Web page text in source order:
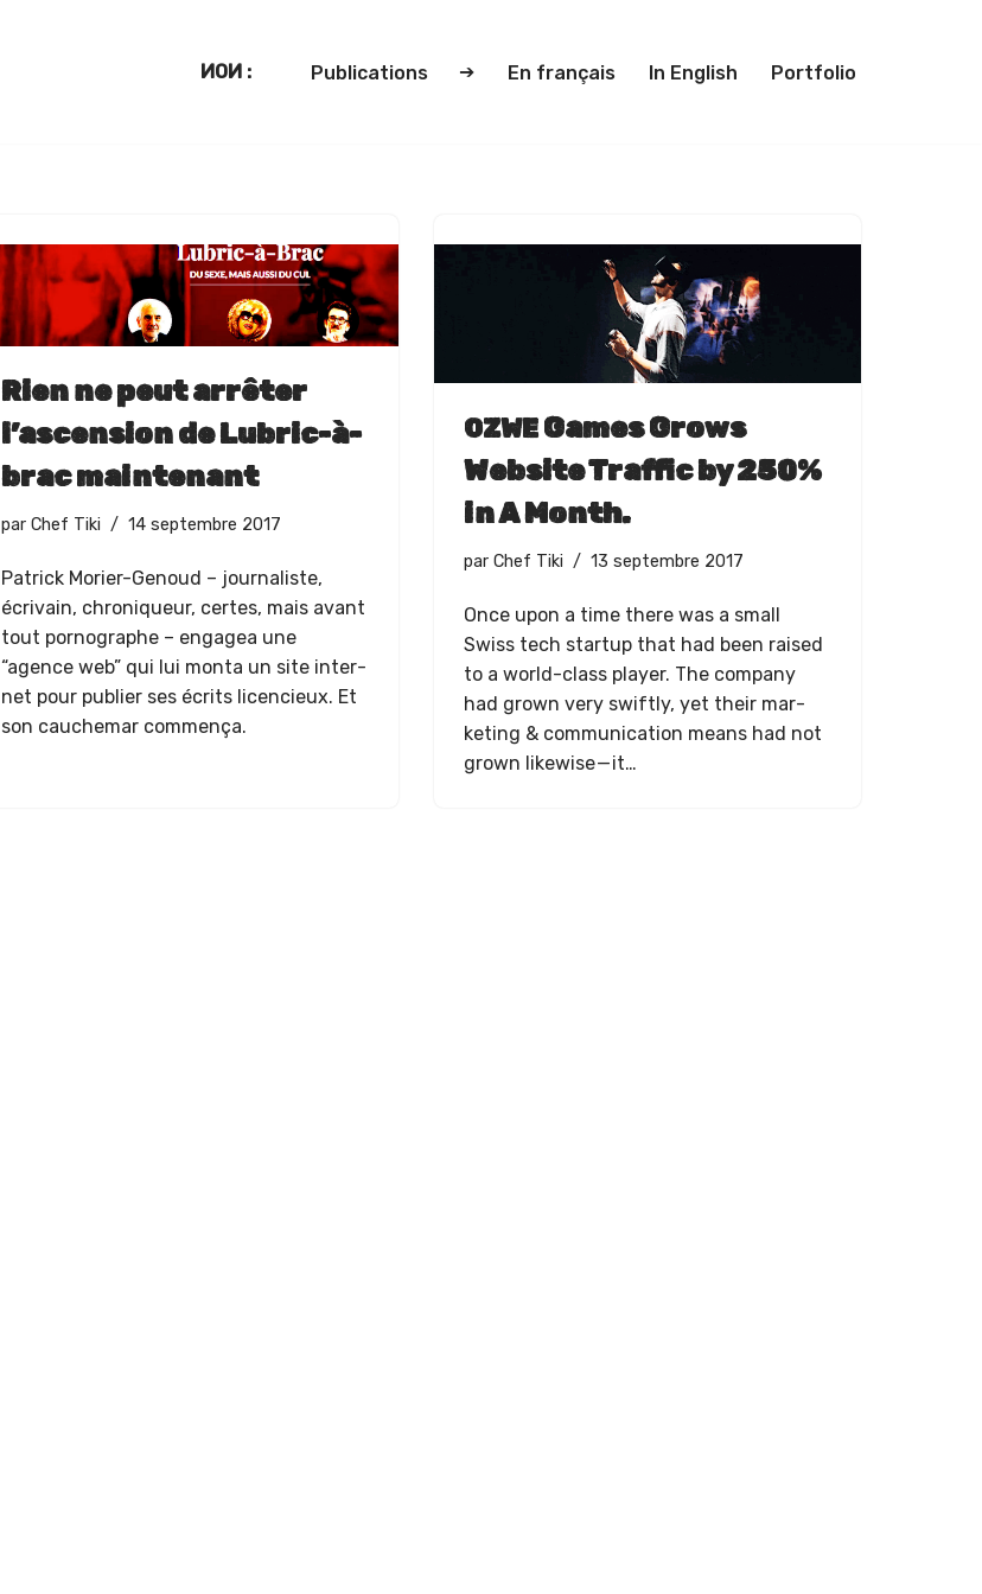
Publications En français In English Portfolio
Rien ne peut arrêter
l’ascension de Lubric-à-
brac maintenant
par Chef Tiki 14 septembre 2017
Patrick Mori­er-Genoud – jour­nal­iste,
écrivain, chroniqueur, certes, mais avant
tout pornographe – engagea une
“agence web” qui lui mon­ta un site inter­
net pour pub­li­er ses écrits licen­cieux. Et
son cauchemar commença.
OZWEGames Grows
Website Traffic by 250%
in A Month.
par Chef Tiki 13 septembre 2017
Once upon a time there was a small
Swiss tech start­up that had been raised
to a world-class play­er. The com­pa­ny
had grown very swift­ly, yet their mar­
ket­ing & com­mu­ni­ca­tion means had not
grown like­wise — it…